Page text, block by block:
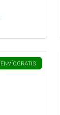
ENVÍOGRATIS